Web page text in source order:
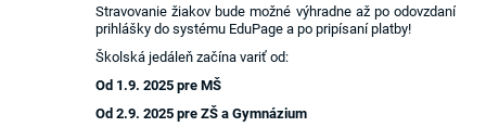
Stravovanie žiakov bude možné výhradne až po odovzdaní
prihlášky do systému EduPage a po pripísaní platby!
Školská jedáleň začína variť od:
Od 1.9. 2025 pre MŠ
Od 2.9. 2025 pre ZŠ a Gymnázium